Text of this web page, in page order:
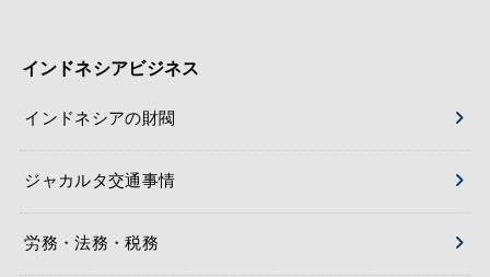
インドネシアビジネス
インドネシアの財閥
ジャカルタ交通事情
労務・法務・税務